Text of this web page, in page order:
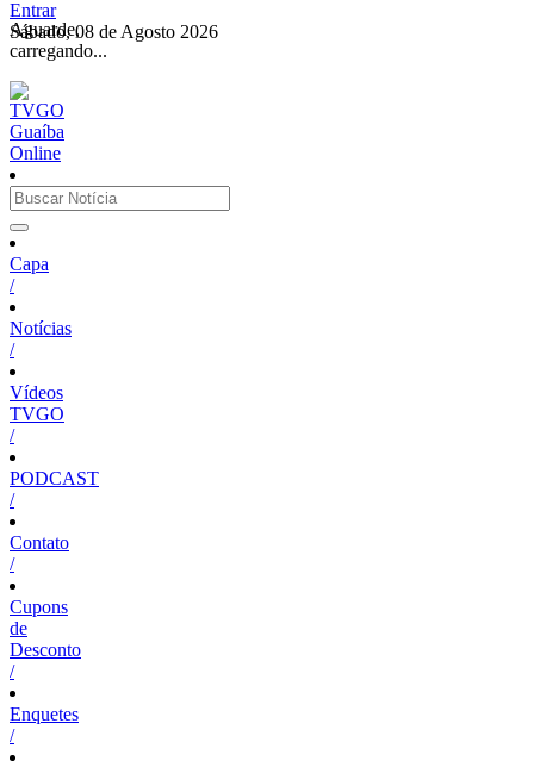
Aguarde,
carregando...
Entrar
Sábado, 08 de Agosto 2026
Capa
/
Notícias
/
Vídeos
TVGO
/
PODCAST
/
Contato
/
Cupons
de
Desconto
/
Enquetes
/